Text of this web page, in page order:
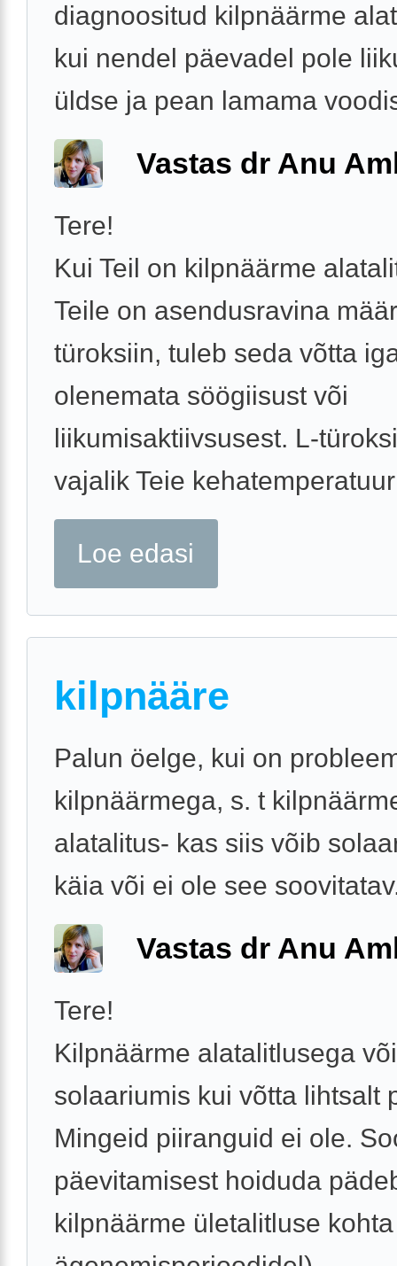
diagnoositud kilpnäärme
kui nendel päevadel pole
üldse ja pean lamama
Vastas dr Anu
Tere!
Kui Teil on kilpnäärme
Teile on asendusravina
türoksiin, tuleb seda võtta
olenemata söögiisust või
liikumisaktiivsusest. L-
vajalik Teie
Loe edasi
kilpnääre
Palun öelge, kui on
kilpnäärmega, s. t
alatalitus- kas siis võib
käia või ei ole see
Vastas dr Anu
Tere!
Kilpnäärme alatalitlusega
solaariumis kui võtta lihtsalt
Mingeid piiranguid ei ole.
päevitamisest hoiduda
kilpnäärme ületalitluse